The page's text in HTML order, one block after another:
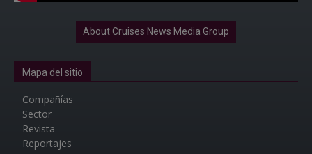
About Cruises News Media Group
Mapa del sitio
Compañías
Sector
Revista
Reportajes